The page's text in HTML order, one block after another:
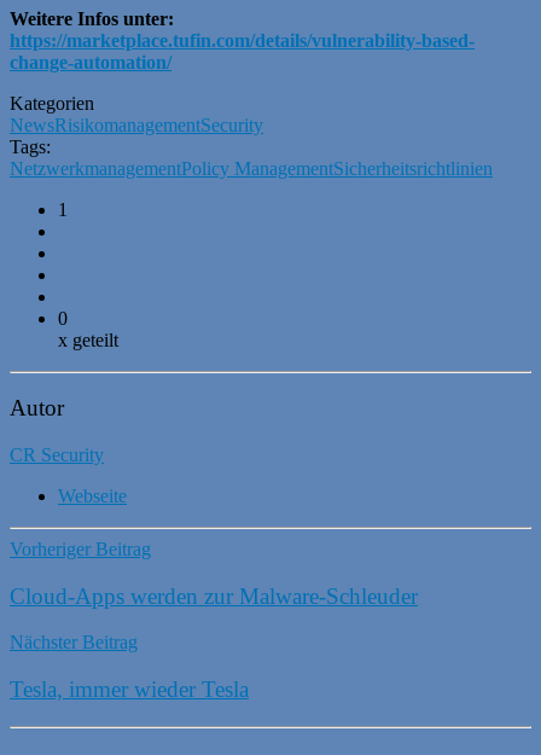
Weitere Infos unter:
https://marketplace.tufin.com/details/vulnerability-based-
change-automation/
Kategorien
NewsRisikomanagementSecurity
Tags:
NetzwerkmanagementPolicy ManagementSicherheitsrichtlinien
1
0
x geteilt
Autor
CR Security
Webseite
Vorheriger Beitrag
Cloud-Apps werden zur Malware-Schleuder
Nächster Beitrag
Tesla, immer wieder Tesla